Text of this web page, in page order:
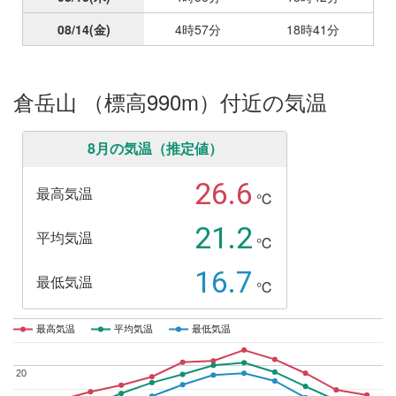
08/14(金) 4時57分 18時41分
倉岳山 （標高990m）付近の気温
8月の気温（推定値）
最高気温 26.6 ℃
平均気温
21.2 ℃
最低気温
16.7 ℃
20
20
最高気温
最高気温 平均気温
平均気温 最低気温
最低気温